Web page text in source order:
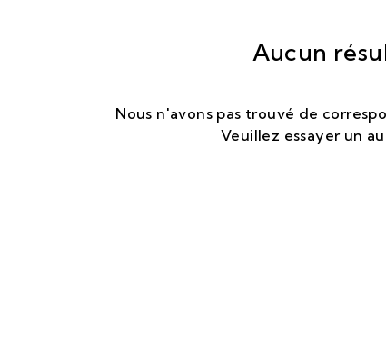
Aucun
Nous n'avons pas trouvé de
Veuillez essayer un